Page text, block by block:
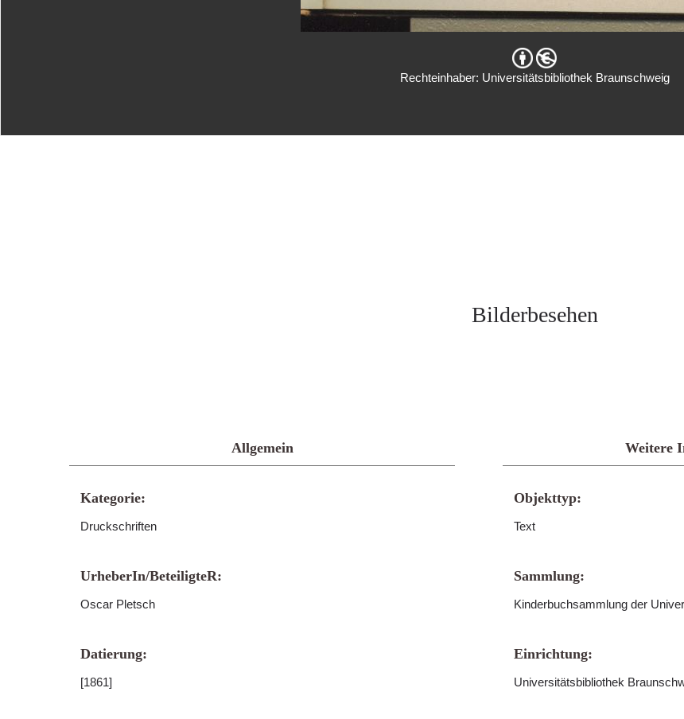
Rechteinhaber: Universitätsbibliothek Braunschweig
Bilderbesehen
Allgemein
Kategorie:
Druckschriften
UrheberIn/BeteiligteR:
Oscar Pletsch
Datierung:
[1861]
Weitere
Objekttyp:
Text
Sammlung:
Kinderbuchsammlung der
Einrichtung:
Universitätsbibliothek